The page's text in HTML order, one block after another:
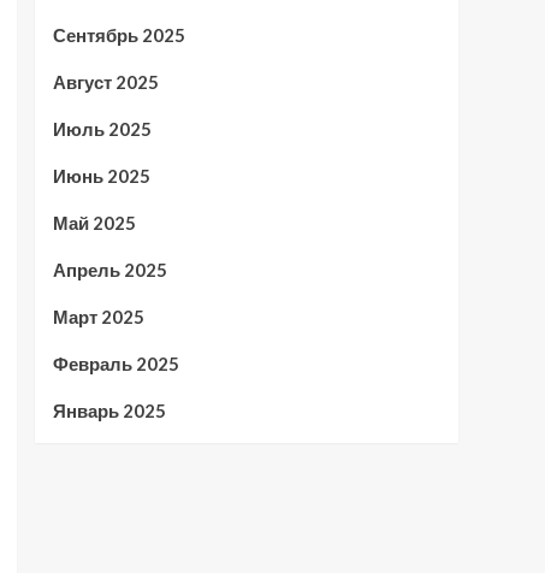
Сентябрь 2025
Август 2025
Июль 2025
Июнь 2025
Май 2025
Апрель 2025
Март 2025
Февраль 2025
Январь 2025